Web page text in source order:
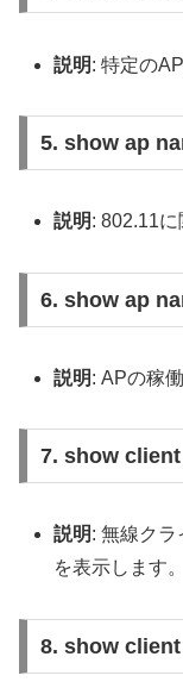
説明: 特定の
5. show ap
説明: 802.11に
6. show ap
説明: APの稼
7. show
説明: 無線クラ
を表示します。
8. show